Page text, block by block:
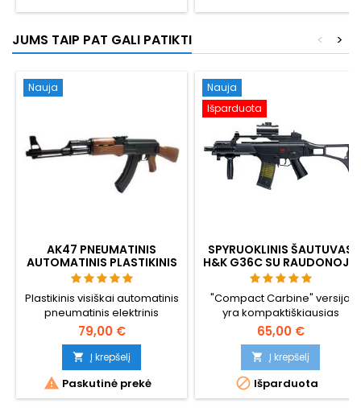
4000844426284
JUMS TAIP PAT GALI PATIKTI >
<
Nauja
AK47 PNEUMATINIS
AUTOMATINIS PLASTIKINIS
PISTOLETAS
Plastikinis visiškai automatinis
pneumatinis elektrinis
šautuvas. Cyma CM022
79,00 €
 Į krepšelį
 Paskutinė prekė
Nauja
Išparduota
SPYRUOKLINIS ŠAUTUVAS
H&K G36C SU RAUDONOJO
TAŠKO TAIKIKLIU,
DUSLINTUVU, RANKENA
"Compact Carbine" versija
yra kompaktiškiausias
legendinio HK G36
automatinio šautuvo
variantas. Šiame šautuve
įrengtos "Picatinny" bėgeliai
taikikliams ir priedams tvirtinti,
taip pat prisukamas blykstės
65,00 €
 Į krepšelį
 Išparduota